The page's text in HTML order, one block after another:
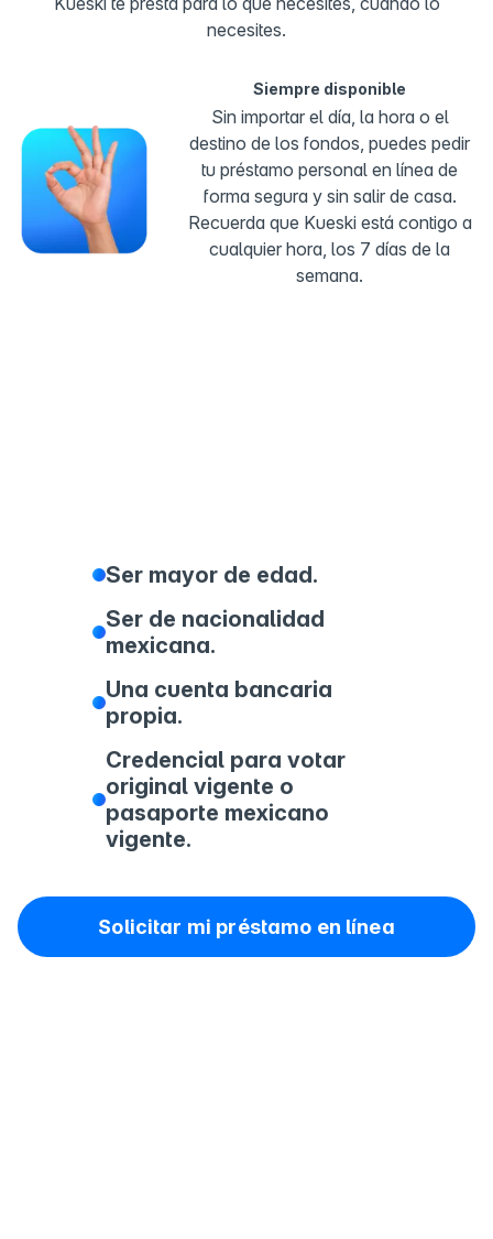
necesites.
Siempre disponible
Sin importar el día, la hora o el
destino de los fondos, puedes pedir
tu préstamo personal en línea de
forma segura y sin salir de casa.
Recuerda que Kueski está contigo a
cualquier hora, los 7 días de la
semana.
Ser mayor de edad.
Ser de nacionalidad
mexicana.
Una cuenta bancaria
propia.
Credencial para votar
original vigente o
pasaporte mexicano
vigente.
Solicitar mi préstamo en línea